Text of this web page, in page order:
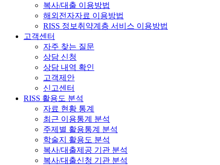
복사/대출 이용방법
해외전자자료 이용방법
RISS 정보취약계층 서비스 이용방법
고객센터
자주 찾는 질문
상담 신청
상담 내역 확인
고객제안
신고센터
RISS 활용도 분석
자료 현황 통계
최근 이용통계 분석
주제별 활용통계 분석
학술지 활용도 분석
복사/대출제공 기관 분석
복사/대출신청 기관 분석